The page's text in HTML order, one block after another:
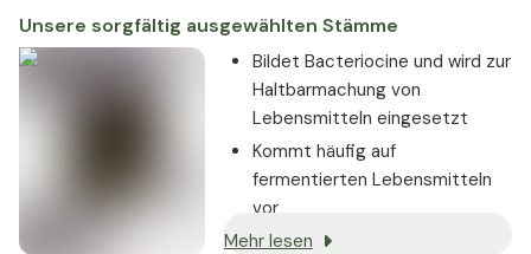
Unsere sorgfältig ausgewählten Stämme
Bildet Bacteriocine und wird zur
Haltbarmachung von
Lebensmitteln eingesetzt
Kommt häufig auf
fermentierten Lebensmitteln
vor
Mehr lesen